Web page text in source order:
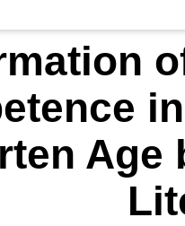
Age